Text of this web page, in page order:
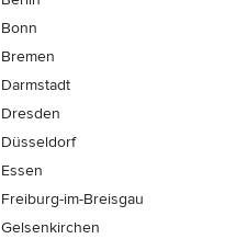
Bonn
Bremen
Darmstadt
Dresden
Düsseldorf
Essen
Freiburg-im-Breisgau
Gelsenkirchen